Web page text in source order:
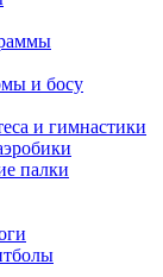
и босу
и гимнастики
палки